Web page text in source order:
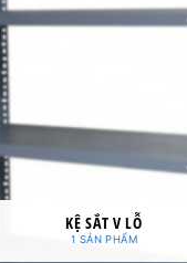
KỆ SẮT V LỖ
1 SẢN PHẨM